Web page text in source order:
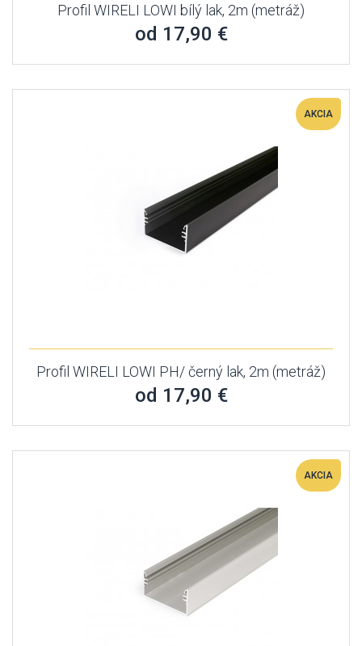
Profil WIRELI LOWI bílý lak, 2m (metráž)
od 17,90 €
AKCIA
Profil WIRELI LOWI PH/ černý lak, 2m (metráž)
od 17,90 €
AKCIA